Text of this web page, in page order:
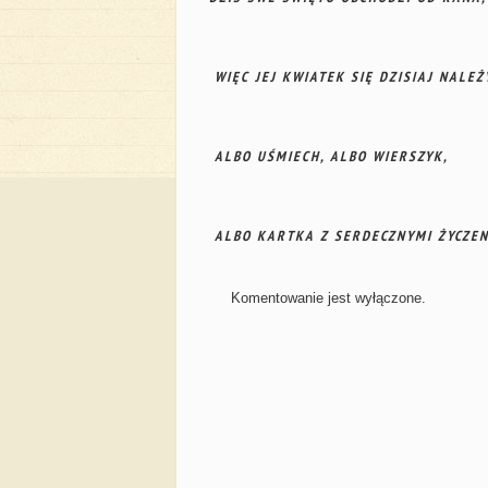
WIĘC JEJ KWIATEK SIĘ DZISIAJ
ALBO UŚMIECH, ALBO WIERSZYK,
ALBO KARTKA Z SERDECZNYMI
Komentowanie jest wyłączone.